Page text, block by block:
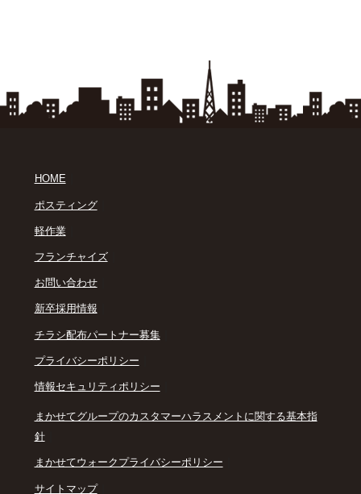
HOME｜
ポスティング｜
軽作業｜
フランチャイズ｜
お問い合わせ｜
新卒採用情報
チラシ配布パートナー募集｜
プライバシーポリシー
情報セキュリティポリシー
まかせてグループのカスタマーハラスメントに関する基本指
針｜
まかせてウォークプライバシーポリシー
サイトマップ｜